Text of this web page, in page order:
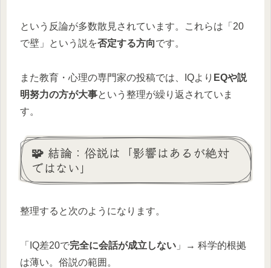
という反論が多数散見されています。これらは「20
で壁」という説を否定する方向です。
また教育・心理の専門家の投稿では、IQより EQや説
明努力の方が大事という整理が繰り返されていま
す。
🧩 結論：俗説は「影響はあるが絶対
ではない」
整理すると次のようになります。
「IQ差20で完全に会話が成立しない 」→ 科学的根拠
は薄い。俗説の範囲。